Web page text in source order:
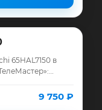
65HAL7150 в
до 129 750 ₽